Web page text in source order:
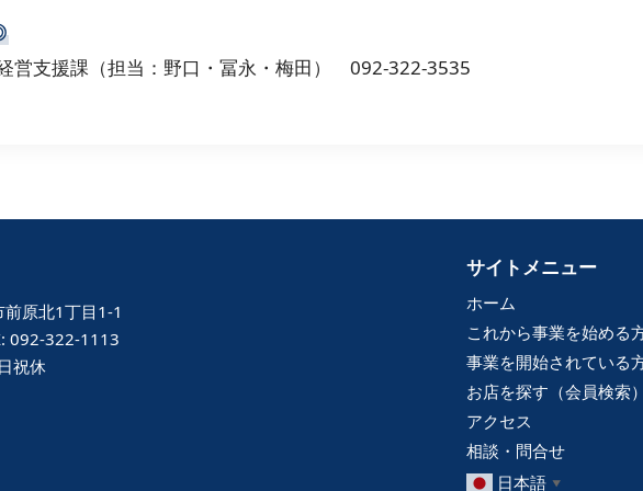
支援課（担当：野口・冨永・梅田） 092-322-3535
原北1丁目1-1
092-322-1113
祝休
サイトメニュー
ホーム
これから事業を始める
事業を開始されている
お店を探す（会員検索）
アクセス
相談・問合せ
日本語 ▼